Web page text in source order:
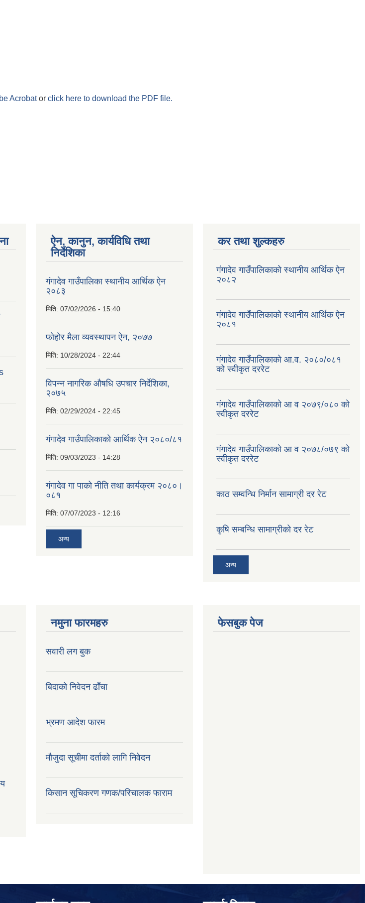
Acrobator click here to download the PDF file.
ऐन, कानुन, कार्यविधि तथा
निर्देशिका
गंगादेव गाउँपालिका स्थानीय आर्थिक ऐन
२०८३
मिति: 07/02/2026 - 15:40
फोहोर मैला व्यवस्थापन ऐन, २०७७
मिति: 10/28/2024 - 22:44
विपन्न नागरिक औषधि उपचार निर्देशिका,
२०७५
मिति: 02/29/2024 - 22:45
गंगादेव गाउँपालिकाको आर्थिक ऐन २०८०/८१
मिति: 09/03/2023 - 14:28
गंगादेव गा पाको नीति तथा कार्यक्रम २०८०।
०८१
मिति: 07/07/2023 - 12:16
अन्य
कर तथा शुल्कहरु
गंगादेव गाउँपालिकाको स्थानीय आर्थिक ऐन
२०८२
गंगादेव गाउँपालिकाको स्थानीय आर्थिक ऐन
२०८१
गंगादेव गाउँपालिकाको आ.व. २०८०/०८१
को स्वीकृत दररेट
गंगादेव गाउँपालिकाको आ व २०७९/०८० को
स्वीकृत दररेट
गंगादेव गाउँपालिकाको आ व २०७८/०७९ को
स्वीकृत दररेट
काठ सम्वन्धि निर्मान सामाग्री दर रेट
कृषि सम्बन्धि सामाग्रीको दर रेट
अन्य
नमुना फारमहरु
सवारी लग बुक
बिदाको निवेदन ढाँचा
भ्रमण आदेश फारम
मौजुदा सूचीमा दर्ताको लागि निवेदन
किसान सूचिकरण गणक/परिचालक फाराम
फेसबुक पेज